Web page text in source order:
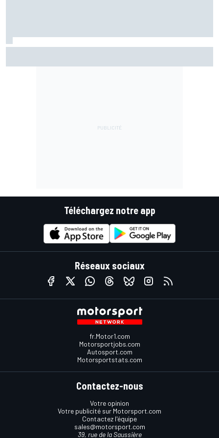
Téléchargez notre app
Réseaux sociaux
fr.Motor1.com
Motorsportjobs.com
Autosport.com
Motorsportstats.com
Contactez-nous
Votre opinion
Votre publicité sur Motorsport.com
Contactez l'équipe
sales@motorsport.com
39, rue de la Saussière